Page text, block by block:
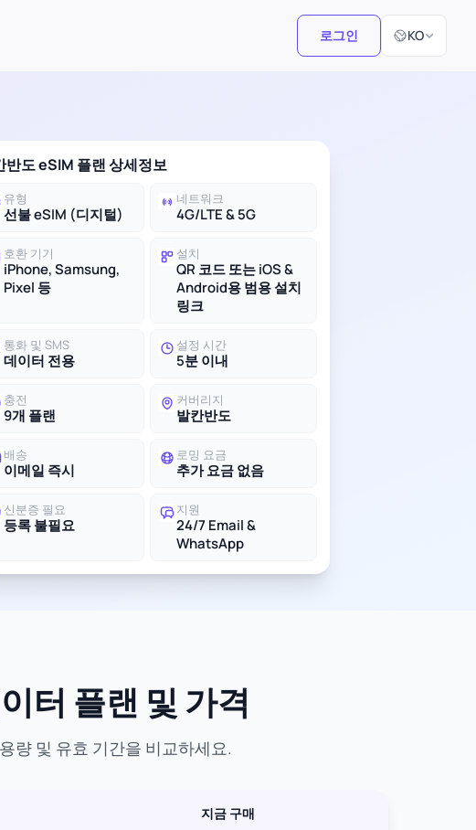
로그인 KO
언어 선택
반도 eSIM 플랜 상세정보
유형
선불 eSIM (디지털)
네트워크
4G/LTE & 5G
호환 기기
iPhone, Samsung,
Pixel 등
설치
QR 코드 또는 iOS &
Android용 범용 설치
링크
통화 및 SMS
데이터 전용
설정 시간
5분 이내
충전
9개 플랜
커버리지
발칸반도
배송
이메일 즉시
로밍 요금
추가 요금 없음
신분증 필요
등록 불필요
지원
24/7 Email &
WhatsApp
터 플랜 및 가격
량 및 유효 기간을 비교하세요.
지금 구매